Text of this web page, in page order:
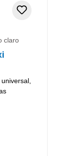
claro